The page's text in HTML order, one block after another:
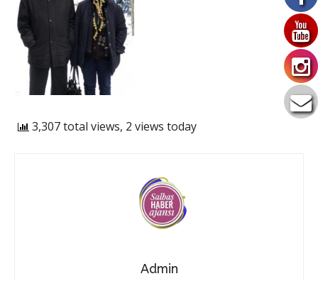
3,307 total views, 2 views today
Admin